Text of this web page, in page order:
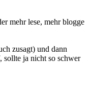
mehr lese, mehr blogge
zusagt) und dann
sollte ja nicht so schwer